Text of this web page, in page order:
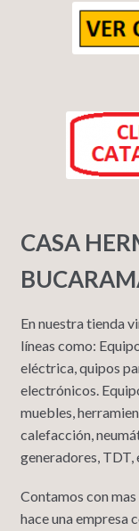
CASA
En nuestra tienda
líneas como:
eléctrica, quipos
electrónicos.
muebles,
calefacción,
generadores, TDT,
Contamos con
hace una empresa